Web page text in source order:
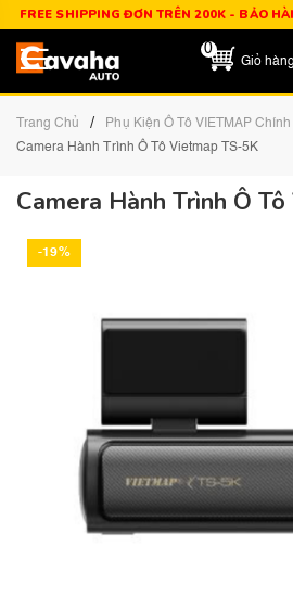
FREE SHIPPING ĐƠN TRÊN 200K - BẢO
0
Giỏ hàng
Trang Chủ / Phụ Kiện Ô Tô VIETMAP
Camera Hành Trình Ô Tô Vietmap TS-5K
Camera Hành Trình Ô
-19%